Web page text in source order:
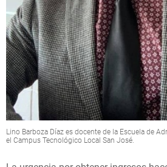
Lino Barboza Díaz es docente de la Escuela de
el Campus Tecnológico Local San José.